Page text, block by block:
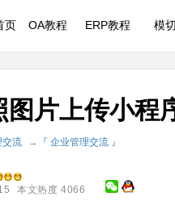
页 OA教程 ERP教程 模
图片上传小程
交流 → 『 企业管理交流 』
本文热度 4066